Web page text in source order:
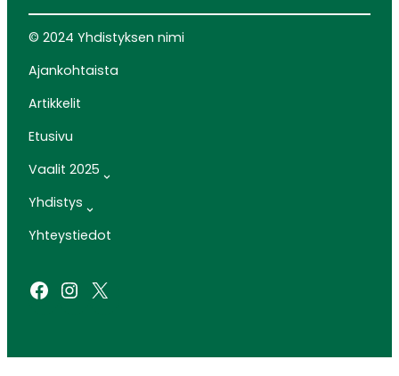
© 2024 Yhdistyksen nimi
Ajankohtaista
Artikkelit
Etusivu
Vaalit 2025
Yhdistys
Yhteystiedot
Facebook Instagram X